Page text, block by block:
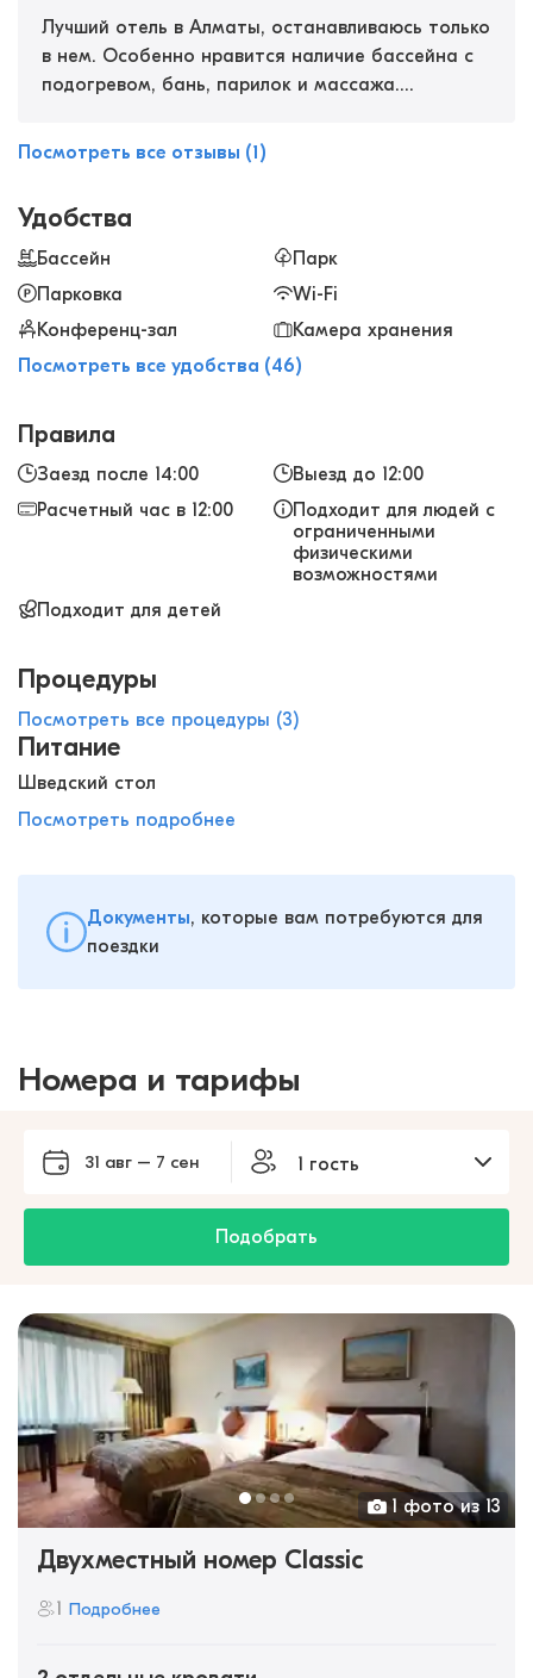
Лучший отель в Алматы, останавливаюсь только
в нем. Особенно нравится наличие бассейна с
подогревом, бань, парилок и массажа.
для любого типа тренировок. Персонал
молодцы, номера очень комфортные и чистые.
Посмотреть все отзывы (1)
Удобства
Бассейн
Парк
Парковка
Wi-Fi
Конференц-зал
Камера хранения
Посмотреть все удобства (46)
Правила
Заезд после 14:00
Выезд до 12:00
Расчетный час в 12:00
Подходит для людей с
ограниченными
физическими
возможностями
Подходит для детей
Процедуры
Посмотреть все процедуры (3)
Питание
Шведский стол
Посмотреть подробнее
Документы, которые вам потребуются для
поездки
Номера и тарифы
31 авг – 7 сен 1 гость
Подобрать
1 фото из 13
Двухместный номер Classic
1 Подробнее